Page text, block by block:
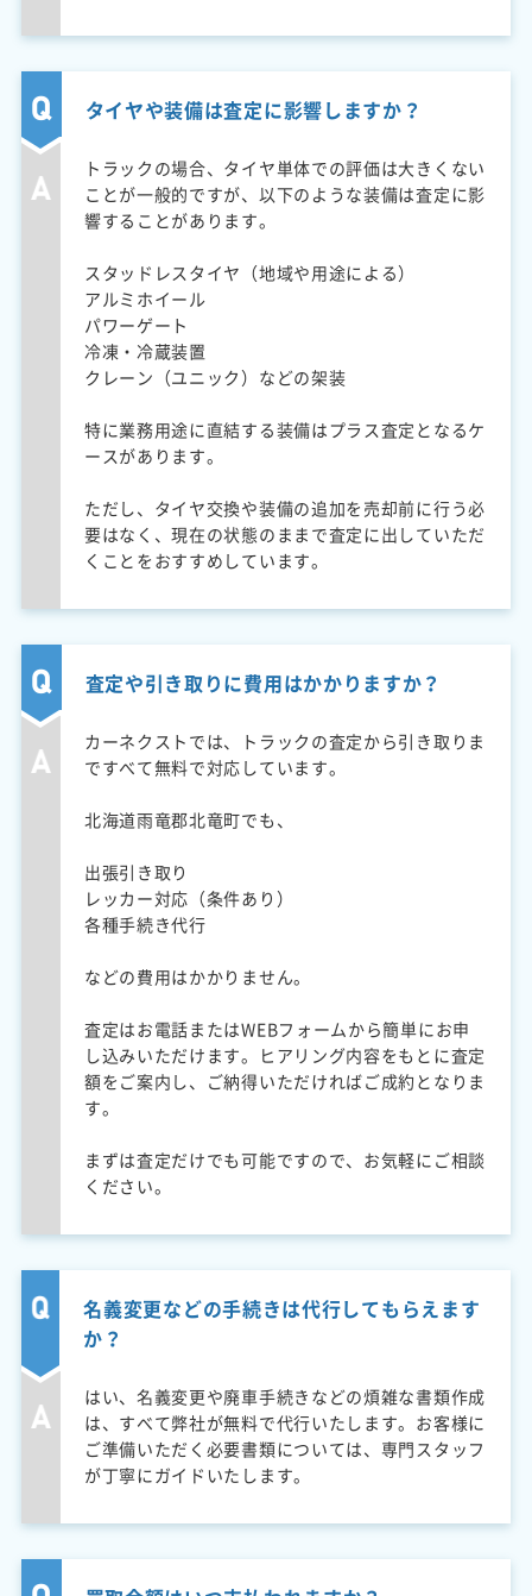
タイヤや装備は査定に影響しますか？
トラックの場合、タイヤ単体での評価は大きくない
ことが一般的ですが、以下のような装備は査定に影
響することがあります。
スタッドレスタイヤ（地域や用途による）
アルミホイール
パワーゲート
冷凍・冷蔵装置
クレーン（ユニック）などの架装
特に業務用途に直結する装備はプラス査定となるケ
ースがあります。
ただし、タイヤ交換や装備の追加を売却前に行う必
要はなく、現在の状態のままで査定に出していただ
くことをおすすめしています。
査定や引き取りに費用はかかりますか？
カーネクストでは、トラックの査定から引き取りま
ですべて無料で対応しています。
北海道雨竜郡北竜町でも、
出張引き取り
レッカー対応（条件あり）
各種手続き代行
などの費用はかかりません。
査定はお電話またはWEBフォームから簡単にお申
し込みいただけます。ヒアリング内容をもとに査定
額をご案内し、ご納得いただければご成約となりま
す。
まずは査定だけでも可能ですので、お気軽にご相談
ください。
名義変更などの手続きは代行してもらえます
か？
はい、名義変更や廃車手続きなどの煩雑な書類作成
は、すべて弊社が無料で代行いたします。お客様に
ご準備いただく必要書類については、専門スタッフ
が丁寧にガイドいたします。